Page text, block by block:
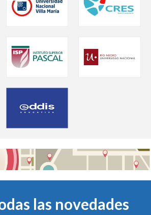
las novedades